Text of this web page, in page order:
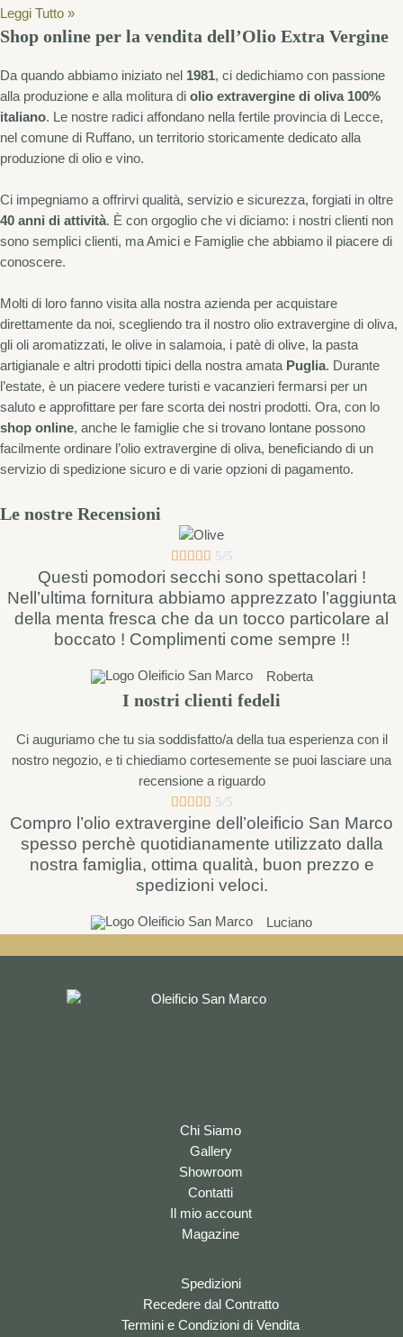
Leggi Tutto »
Shop online per la vendita dell’Olio Extra Vergine
Da quando abbiamo iniziato nel 1981, ci dedichiamo con passione
alla produzione e alla molitura di olio extravergine di oliva 100%
italiano. Le nostre radici affondano nella fertile provincia di Lecce,
nel comune di Ruffano, un territorio storicamente dedicato alla
produzione di olio e vino.
Ci impegniamo a offrirvi qualità, servizio e sicurezza, forgiati in oltre
40 anni di attività. È con orgoglio che vi diciamo: i nostri clienti non
sono semplici clienti, ma Amici e Famiglie che abbiamo il piacere di
conoscere.
Molti di loro fanno visita alla nostra azienda per acquistare
direttamente da noi, scegliendo tra il nostro olio extravergine di oliva,
gli oli aromatizzati, le olive in salamoia, i patè di olive, la pasta
artigianale e altri prodotti tipici della nostra amata Puglia. Durante
l’estate, è un piacere vedere turisti e vacanzieri fermarsi per un
saluto e approfittare per fare scorta dei nostri prodotti. Ora, con lo
shop online, anche le famiglie che si trovano lontane possono
facilmente ordinare l’olio extravergine di oliva, beneficiando di un
servizio di spedizione sicuro e di varie opzioni di pagamento.
Le nostre Recensioni
     5/5
Questi pomodori secchi sono spettacolari !
Nell’ultima fornitura abbiamo apprezzato l’aggiunta
della menta fresca che da un tocco particolare al
boccato ! Complimenti come sempre !!
Roberta
I nostri clienti fedeli
Ci auguriamo che tu sia soddisfatto/a della tua esperienza con il
nostro negozio, e ti chiediamo cortesemente se puoi lasciare una
recensione a riguardo
     5/5
Compro l’olio extravergine dell’oleificio San Marco
spesso perchè quotidianamente utilizzato dalla
nostra famiglia, ottima qualità, buon prezzo e
spedizioni veloci.
Luciano
Chi Siamo
Gallery
Showroom
Contatti
Il mio account
Magazine
Spedizioni
Recedere dal Contratto
Termini e Condizioni di Vendita